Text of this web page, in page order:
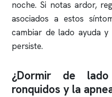
noche. Si notas ardor,
asociados a estos
cambiar de lado ayuda
persiste.
¿Dormir de
ronquidos y la